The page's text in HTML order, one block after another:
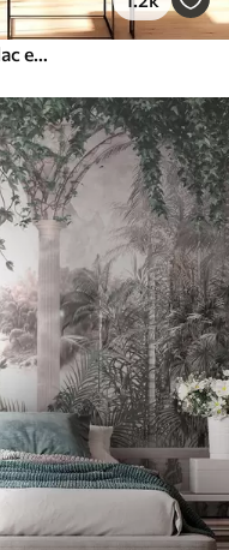
paysage calme à l'aquarelle avec un lac et un arbre en fleurs